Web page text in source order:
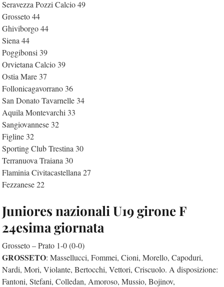
Seravezza Pozzi Calcio 49
Grosseto 44
Ghiviborgo 44
Siena 44
Poggibonsi 39
Orvietana Calcio 39
Ostia Mare 37
Follonicagavorrano 36
San Donato Tavarnelle 34
Aquila Montevarchi 33
Sangiovannese 32
Figline 32
Sporting Club Trestina 30
Terranuova Traiana 30
Flaminia Civitacastellana 27
Fezzanese 22
Juniores nazionali U19 girone F
24esima giornata
Grosseto – Prato 1-0 (0-0)
GROSSETO: Massellucci, Fommei, Cioni, Morello, Capoduri,
Nardi, Mori, Violante, Bertocchi, Vettori, Criscuolo. A disposizione:
Fantoni, Stefani, Colledan, Amoroso, Mussio, Bojinov,